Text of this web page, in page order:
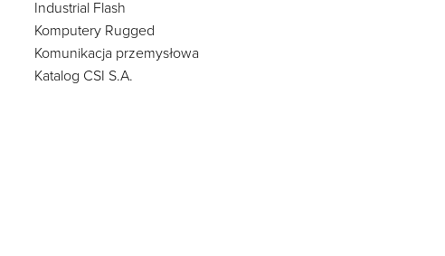
Industrial Flash
Komputery Rugged
Komunikacja przemysłowa
Katalog CSI S.A.